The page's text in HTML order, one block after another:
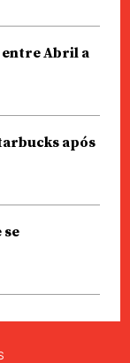
entre Abril a
após
se